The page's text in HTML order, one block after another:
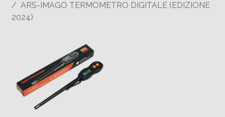
ARS-IMAGO TERMOMETRO DIGITALE (EDIZIONE
2024)